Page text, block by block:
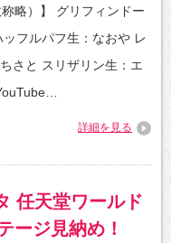
略）】 グリフィンドー
フルパフ生：なおや レ
さと スリザリン生：エ
詳細を見る
任天堂ワールド
ージ見納め！